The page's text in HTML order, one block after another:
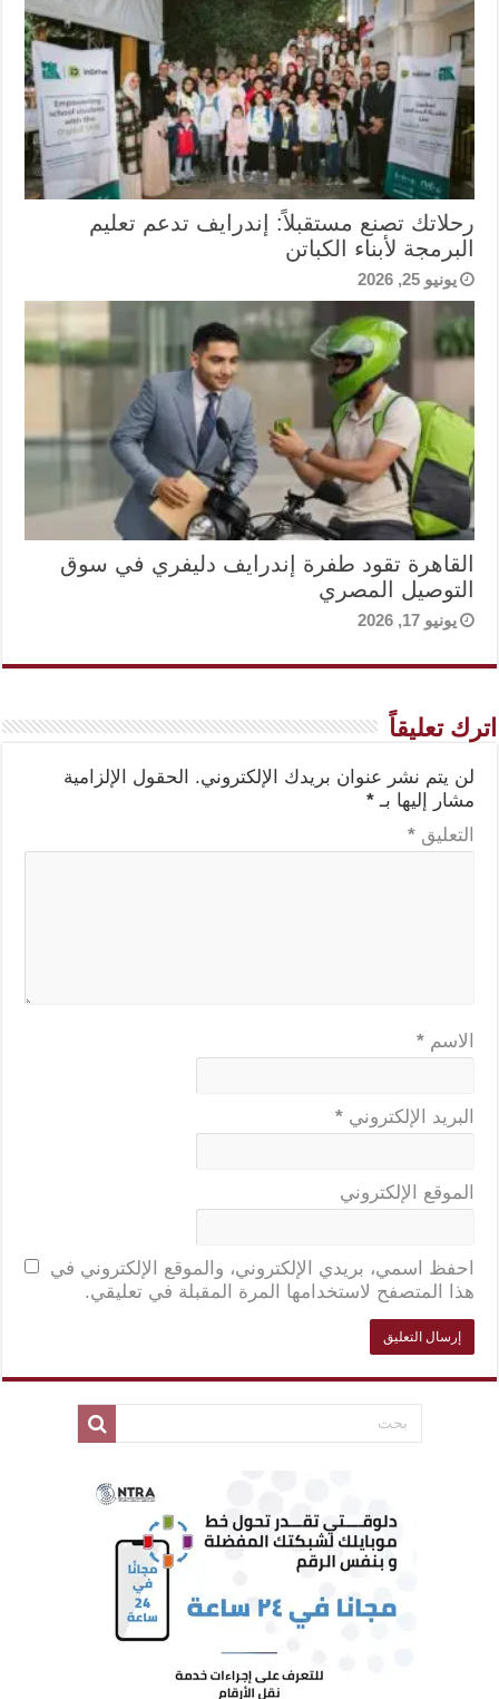
رحلاتك تصنع مستقبلاً: إندرايف تدعم تعليم
البرمجة لأبناء الكباتن
يونيو 25, 2026
القاهرة تقود طفرة إندرايف دليفري في سوق
التوصيل المصري
يونيو 17, 2026
اترك تعليقاً
لن يتم نشر عنوان بريدك الإلكتروني.
الحقول الإلزامية
مشار إليها بـ *
التعليق *
الاسم *
البريد الإلكتروني *
الموقع الإلكتروني
احفظ اسمي، بريدي الإلكتروني، والموقع الإلكتروني في
هذا المتصفح لاستخدامها المرة المقبلة في تعليقي.